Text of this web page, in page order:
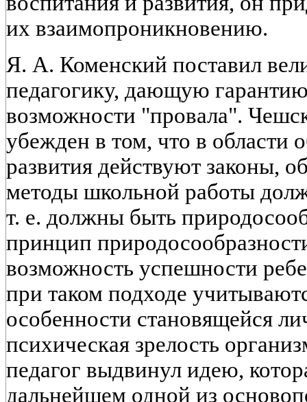
их взаимопроникновению.
Я. А. Коменский поставил
педагогику, дающую
возможности "провала".
убежден в том, что в области
развития действуют законы,
методы школьной работы
т. е. должны быть
принцип
возможность успешности
при таком подходе
особенности становящейся
психическая зрелость
педагог выдвинул идею,
дальнейшем одной из